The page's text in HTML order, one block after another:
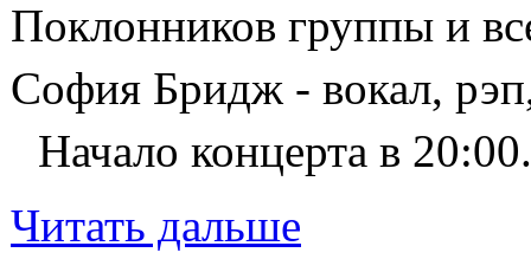
Поклонников группы и
София Бридж - вокал,
Начало концерта в 20:00.
Читать дальше